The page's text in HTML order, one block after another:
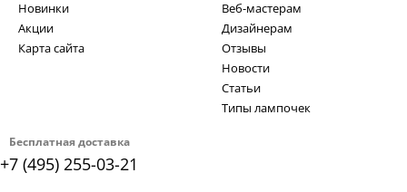
Бесплатная доставка
+7 (495) 255-03-21
Новинки
Акции
Карта сайта
Веб-мастерам
Дизайнерам
Отзывы
Новости
Статьи
Типы лампочек